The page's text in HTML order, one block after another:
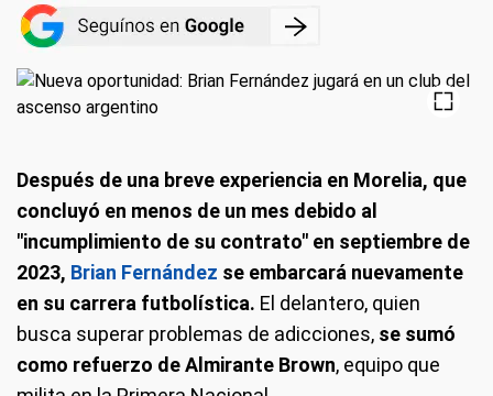
Después de una breve experiencia en Morelia, que
concluyó en menos de un mes debido al
"incumplimiento de su contrato" en septiembre de
2023, Brian Fernández se embarcará nuevamente
en su carrera futbolística. El delantero, quien
busca superar problemas de adicciones, se sumó
como refuerzo de Almirante Brown, equipo que